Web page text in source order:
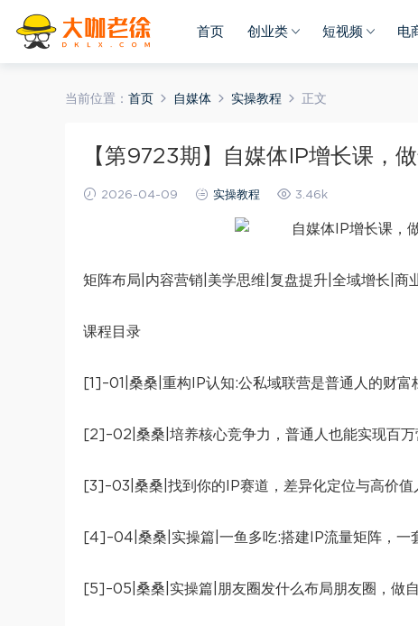
首页 创业类 短视频 电
当前位置： 首页 自媒体 实操教程 正文
【第9723期】自媒体IP增长课，
2026-04-09 实操教程 3.46k
矩阵布局|内容营销|美学思维|复盘提升|全域增长|商
课程目录
[1]–01|桑桑|重构IP认知:公私域联营是普通人的财
[2]–02|桑桑|培养核心竞争力，普通人也能实现百
[3]–03|桑桑|找到你的IP赛道，差异化定位与高价
[4]–04|桑桑|实操篇|一鱼多吃:搭建IP流量矩阵，一
[5]–05|桑桑|实操篇|朋友圈发什么布局朋友圈，做